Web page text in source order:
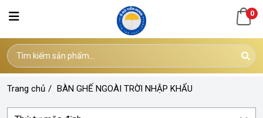
0
Trang chủ / BÀN GHẾ NGOÀI TRỜI NHẬP KHẨU